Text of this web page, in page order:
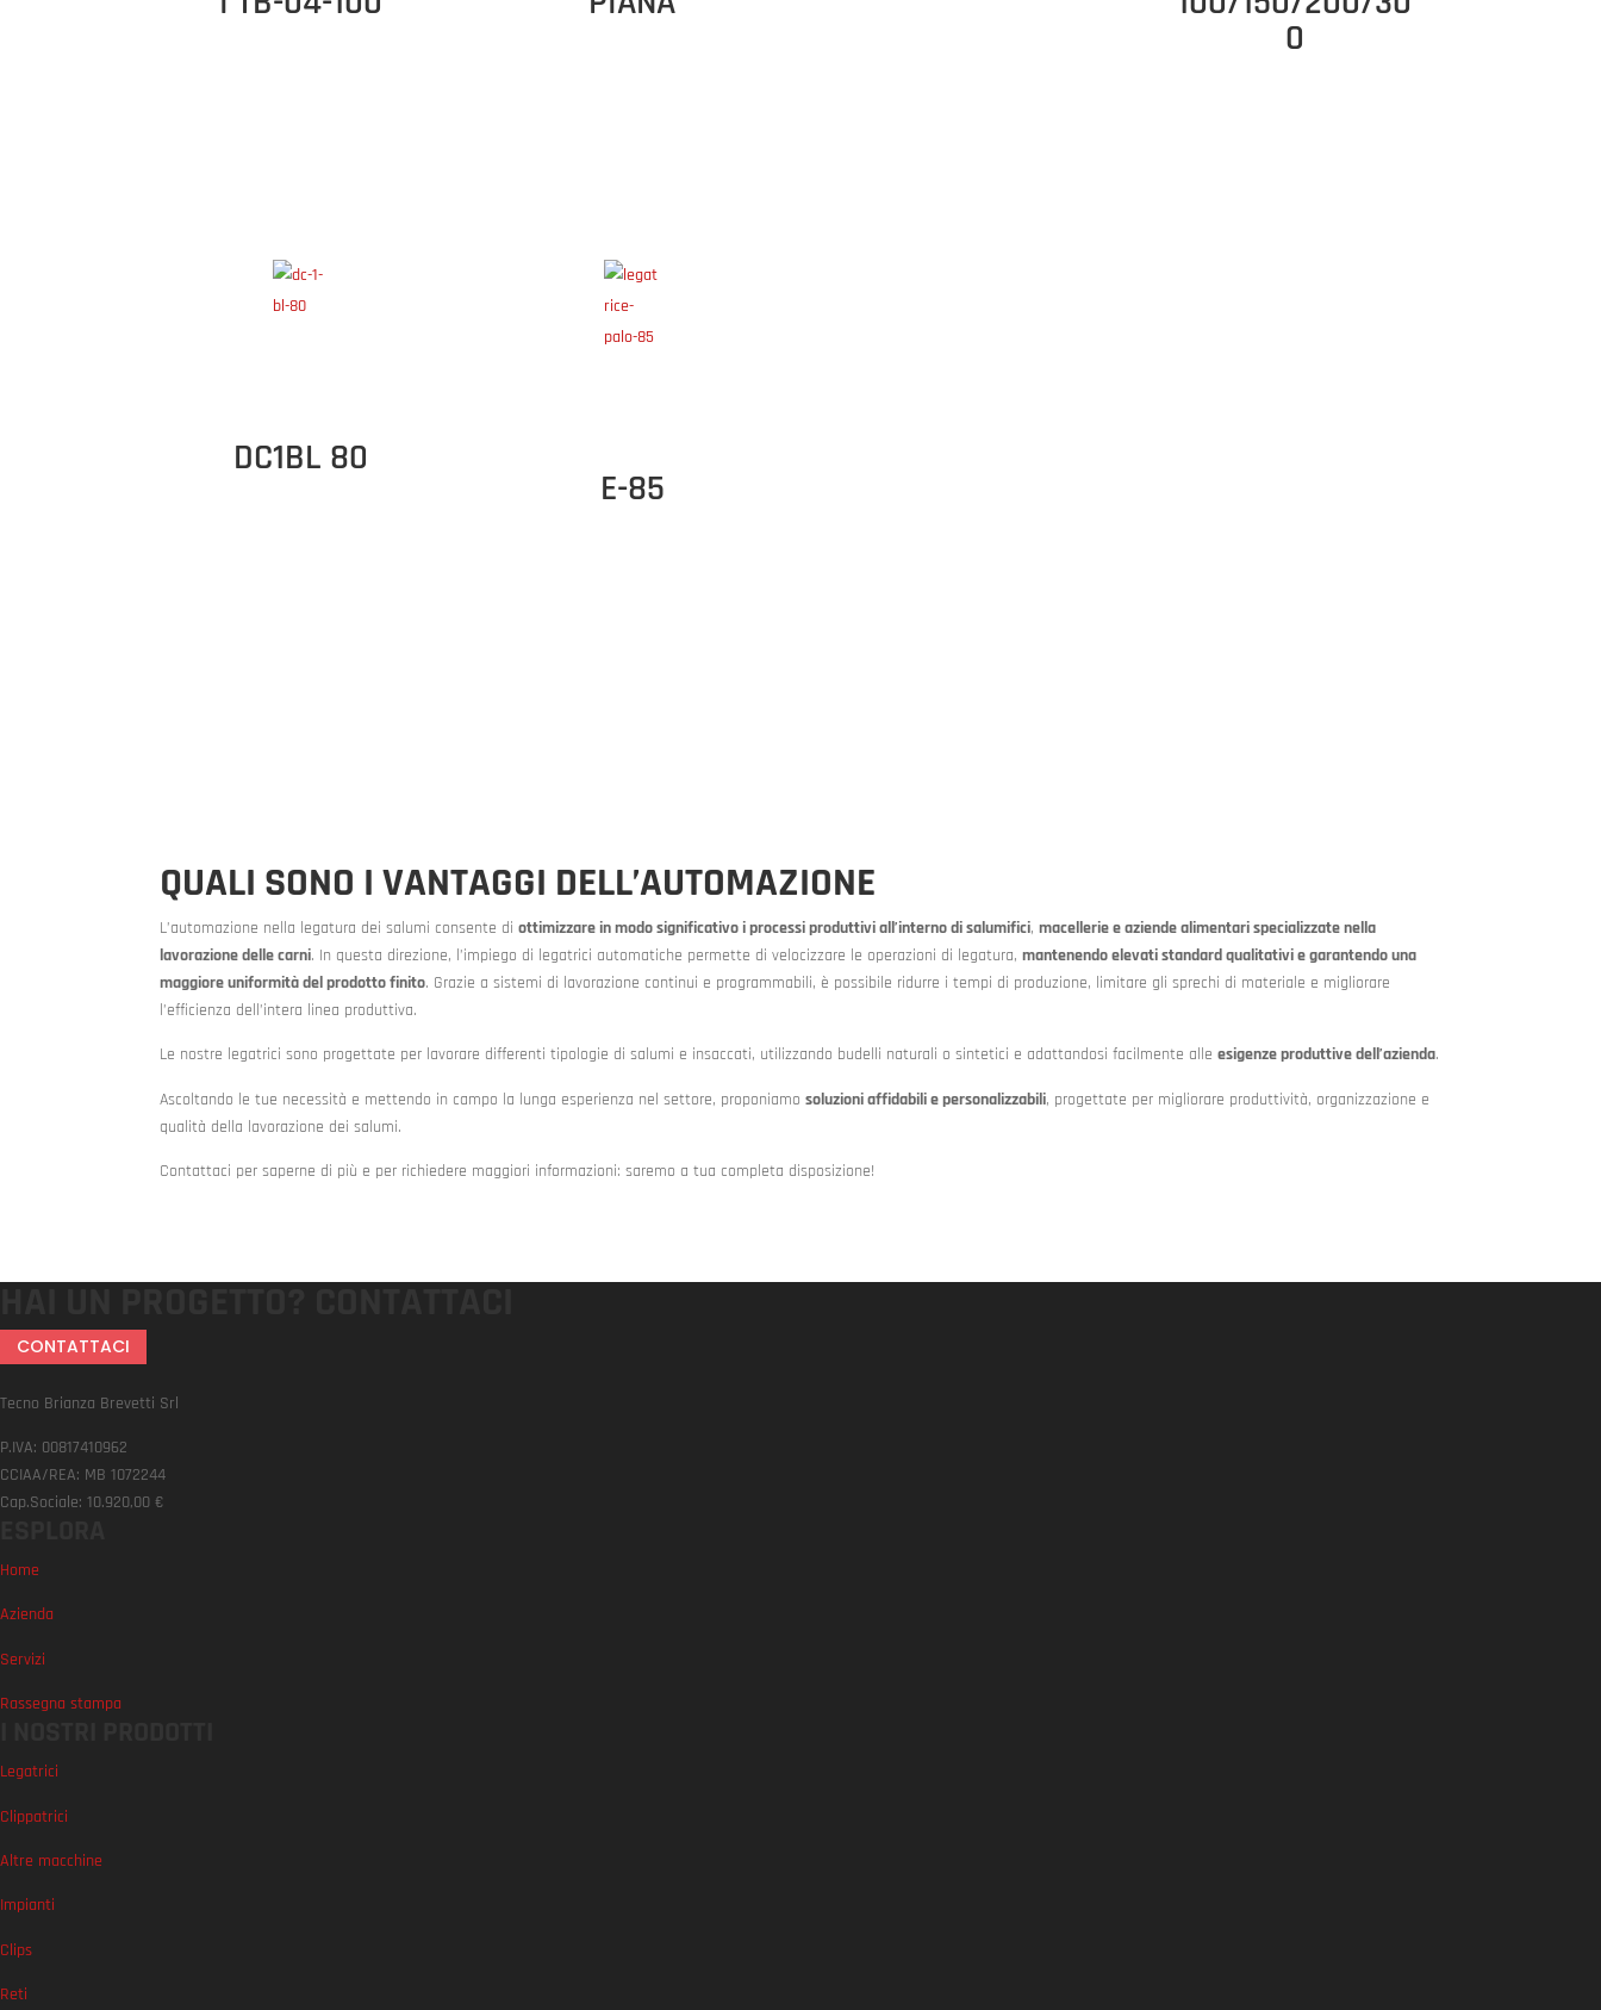
0
DC1BL 80
E-85
QUALI SONO I VANTAGGI DELL’AUTOMAZIONE
L’automazione nella legatura dei salumi consente diottimizzare in modo significativo i processi produttivi all’interno di salumifici,macellerie e aziende alimentari specializzate nella
lavorazione delle carni. In questa direzione, l’impiego di legatrici automatiche permette di velocizzare le operazioni di legatura,mantenendo elevati standard qualitativi e garantendo una
maggiore uniformità del prodotto finito. Grazie a sistemi di lavorazione continui e programmabili, è possibile ridurre i tempi di produzione, limitare gli sprechi di materiale e migliorare
l’efficienza dell’intera linea produttiva.
Le nostre legatrici sono progettate per lavorare differenti tipologie di salumi e insaccati, utilizzando budelli naturali o sintetici e adattandosi facilmente alleesigenze produttive dell’azienda.
Ascoltando le tue necessità e mettendo in campo la lunga esperienza nel settore, proponiamosoluzioni affidabili e personalizzabili, progettate per migliorare produttività, organizzazione e
qualità della lavorazione dei salumi.
Contattaci per saperne di più e per richiedere maggiori informazioni: saremo a tua completa disposizione!
CONTATTACI
Tecno Brianza Brevetti Srl
P.IVA: 00817410962
CCIAA/REA: MB 1072244
Cap.Sociale: 10.920,00 €
Home
Azienda
Servizi
Rassegna stampa
Legatrici
Clippatrici
Altre macchine
Impianti
Clips
Reti